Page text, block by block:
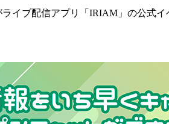
ライブ配信アプリ「IRIAM」の公式